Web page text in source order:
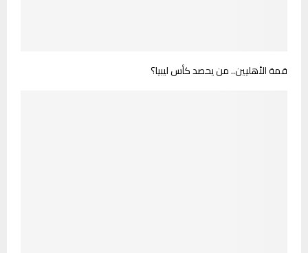
قمة الأهليين.. من يحصد كأس ليبيا؟